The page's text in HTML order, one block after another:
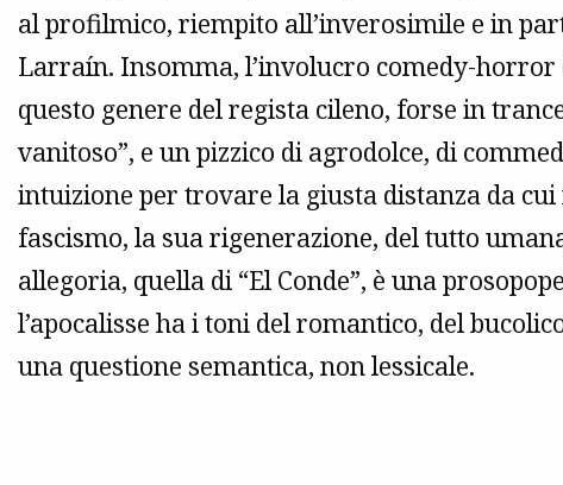
al profilmico, riempito all’inverosimile e in
Larraín. Insomma, l’involucro comedy-
questo genere del regista cileno, forse in
vanitoso”, e un pizzico di agrodolce, di
intuizione per trovare la giusta distanza da
fascismo, la sua rigenerazione, del tutto
allegoria, quella di “El Conde”, è una
l’apocalisse ha i toni del romantico, del
una questione semantica, non lessicale.